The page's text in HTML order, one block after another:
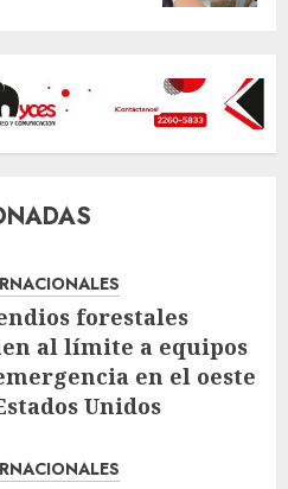
forestales
al límite a equipos
en el oeste
Unidos